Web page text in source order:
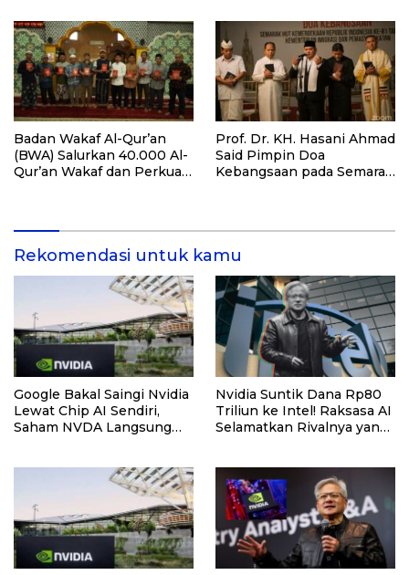
Santri dan Guru Honorer
Badan Wakaf Al-Qur’an
(BWA) Salurkan 40.000 Al-
Qur’an Wakaf dan Perkuat
Prof. Dr. KH. Hasani Ahmad
Said Pimpin Doa
Kebangsaan pada Semarak
Rekomendasi untuk kamu
Google Bakal Saingi Nvidia
Lewat Chip AI Sendiri,
Saham NVDA Langsung
Nvidia Suntik Dana Rp80
Triliun ke Intel! Raksasa AI
Selamatkan Rivalnya yang